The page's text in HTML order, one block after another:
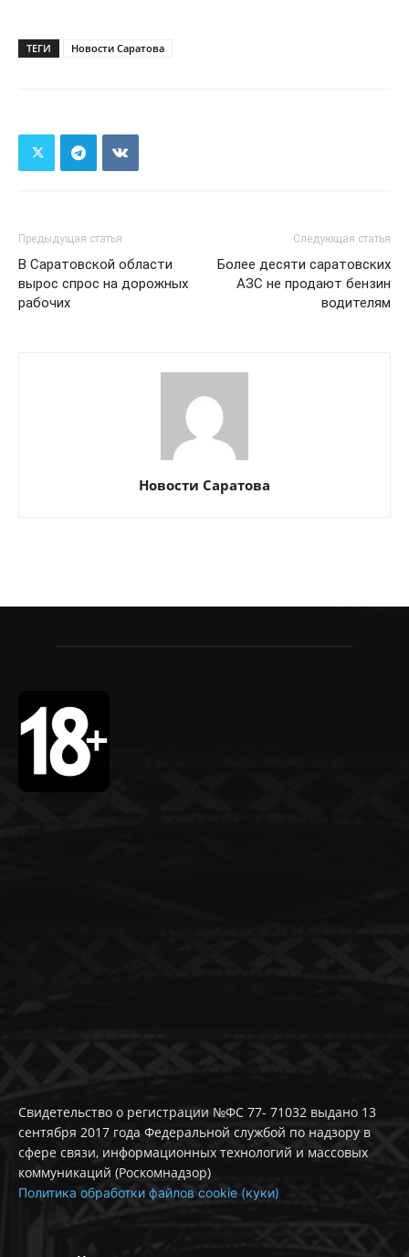
ТЕГИ Новости Саратова
Предыдущая статья
В Саратовской области
вырос спрос на дорожных
рабочих
Следующая статья
Более десяти саратовских
АЗС не продают бензин
водителям
Новости Саратова
Свидетельство о регистрации №ФС 77- 71032 выдано 13
сентября 2017 года Федеральной службой по надзору в
сфере связи, информационных технологий и массовых
коммуникаций (Роскомнадзор)
Политика обработки файлов cookie (куки)